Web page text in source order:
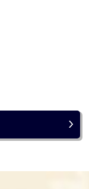
電話で相談する